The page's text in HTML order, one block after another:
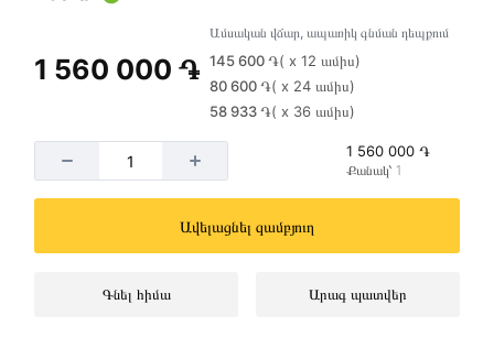
1 560 000 ֏
Ամսական վճար, ապառիկ գնման դեպքում
145 600 ֏( x 12 ամիս)
80 600 ֏( x 24 ամիս)
58 933 ֏( x 36 ամիս)
1 560 000 ֏
Քանակ՝ 1
Ավելացնել զամբյուղ
Գնել հիմա Արագ պատվեր